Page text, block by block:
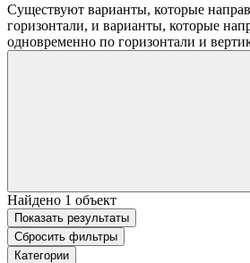
Существуют варианты, которые
горизонтали, и варианты, которые
одновременно по горизонтали и
Найдено 1 объект
Показать результаты
Сбросить фильтры
Категории